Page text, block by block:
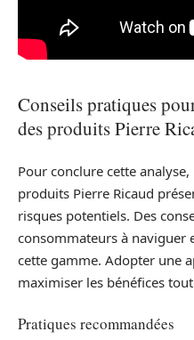
Conseils pratiques
des produits Pierre
Pour conclure cette
produits Pierre Ricaud
risques potentiels. Des
consommateurs à naviguer
cette gamme. Adopter une
maximiser les bénéfices
Pratiques recommandées